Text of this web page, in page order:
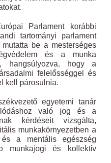
Parlament korábbi
tartományi parlament
be a mesterséges
és a munka
hangsúlyozva, hogy a
felelősséggel és
kell párosulnia.
egyetemi tanár
való jog és a
kérdéseit vizsgálta,
munkakörnyezetben a
a mentális egészség
munkajogi és kollektív